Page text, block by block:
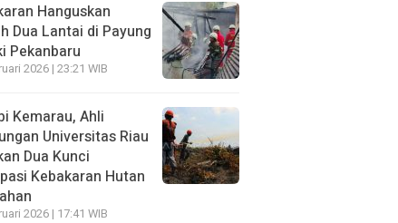
Hanguskan
Dua Lantai di Payung
Pekanbaru
2026 | 23:21 WIB
Kemarau, Ahli
Universitas Riau
Dua Kunci
Kebakaran Hutan
2026 | 17:41 WIB